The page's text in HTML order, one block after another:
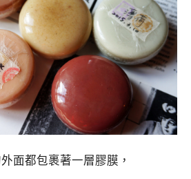
面都包裹著一層膠膜，